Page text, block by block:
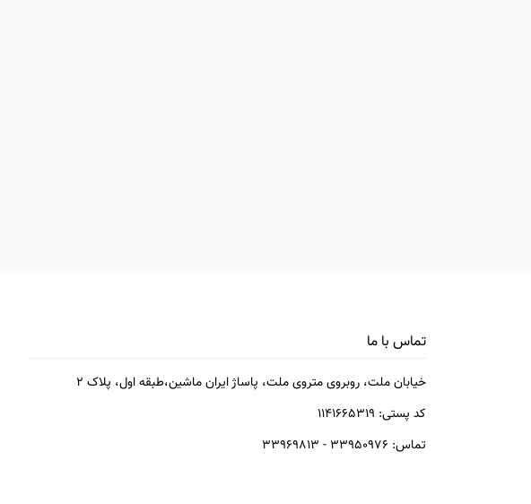
تماس با ما
خیابان ملت، روبروی متروی ملت، پاساژ ایران ماشین،طبقه اول، پلاک 2
کد پستی: ۱۱۴۱۶۶۵۳۱۹
تماس: ۳۳۹۵۰۹۷۶ - ۳۳۹۶۹۸۱۳